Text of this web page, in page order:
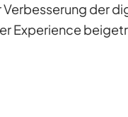
der
Experience